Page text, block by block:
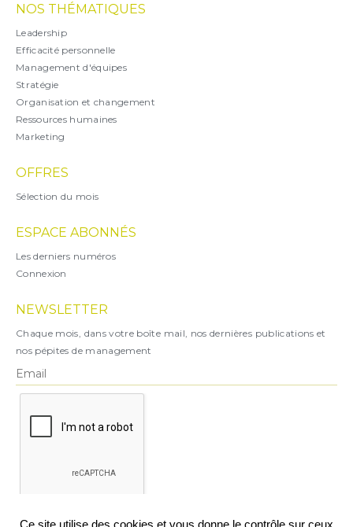
NOS THÉMATIQUES
Leadership
Efficacité personnelle
Management d'équipes
Stratégie
Organisation et changement
Ressources humaines
Marketing
OFFRES
Sélection du mois
ESPACE ABONNÉS
Les derniers numéros
Connexion
NEWSLETTER
Chaque mois, dans votre boîte mail, nos dernières publications et
nos pépites de management
Ce site utilise des cookies et vous donne le contrôle sur ceux